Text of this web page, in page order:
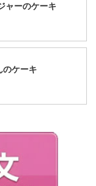
ャーのケーキ
のケーキ